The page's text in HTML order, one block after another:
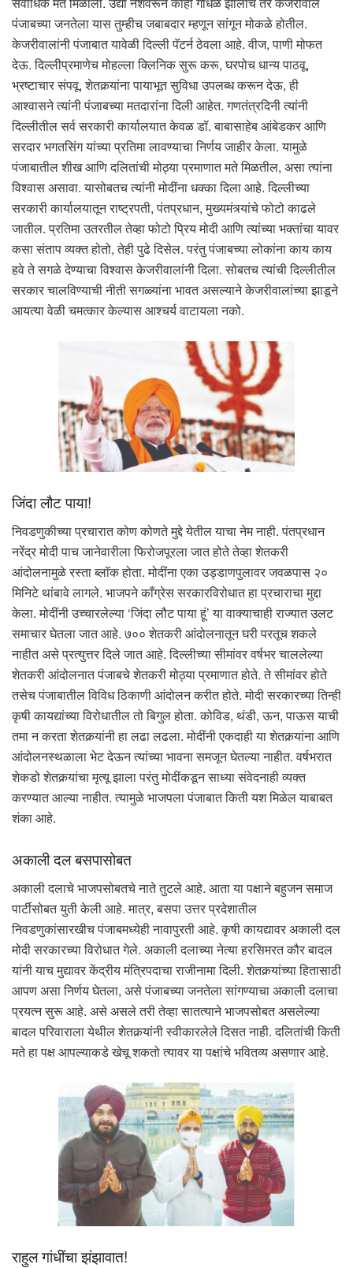
पंजाबच्या जनतेला यास तुम्हीच जबाबदार म्हणून सांगून मोकळे होतील.
केजरीवालांनी पंजाबात यावेळी दिल्ली पॅटर्न ठेवला आहे. वीज, पाणी मोफत
देऊ. दिल्लीप्रमाणेच मोहल्ला क्लिनिक सुरू करू, घरपोच धान्य पाठवू,
भ्रष्टाचार संपवू, शेतकर्‍यांना पायाभूत सुविधा उपलब्ध करून देऊ, ही
आश्वासने त्यांनी पंजाबच्या मतदारांना दिली आहेत. गणतंत्रदिनी त्यांनी
दिल्लीतील सर्व सरकारी कार्यालयात केवळ डॉ. बाबासाहेब आंबेडकर आणि
सरदार भगतसिंग यांच्या प्रतिमा लावण्याचा निर्णय जाहीर केला. यामुळे
पंजाबातील शीख आणि दलितांची मोठ्या प्रमाणात मते मिळतील, असा त्यांना
विश्वास असावा. यासोबतच त्यांनी मोदींना धक्का दिला आहे. दिल्लीच्या
सरकारी कार्यालयातून राष्ट्रपती, पंतप्रधान, मुख्यमंत्र्यांचे फोटो काढले
जातील. प्रतिमा उतरतील तेव्हा फोटो प्रिय मोदी आणि त्यांच्या भक्तांचा यावर
कसा संताप व्यक्त होतो, तेही पुढे दिसेल. परंतु पंजाबच्या लोकांना काय काय
हवे ते सगळे देण्याचा विश्वास केजरीवालांनी दिला. सोबतच त्यांची दिल्लीतील
सरकार चालविण्याची नीती सगळ्यांना भावत असल्याने केजरीवालांच्या झाडूने
आयत्या वेळी चमत्कार केल्यास आश्चर्य वाटायला नको.
जिंदा लौट पाया!
निवडणुकीच्या प्रचारात कोण कोणते मुद्दे येतील याचा नेम नाही. पंतप्रधान
नरेंद्र मोदी पाच जानेवारीला फिरोजपूरला जात होते तेव्हा शेतकरी
आंदोलनामुळे रस्ता ब्लॉक होता. मोदींना एका उड्डाणपुलावर जवळपास २०
मिनिटे थांबावे लागले. भाजपने काँग्रेस सरकारविरोधात हा प्रचाराचा मुद्दा
केला. मोदींनी उच्चारलेल्या ‘जिंदा लौट पाया हूं’ या वाक्याचाही राज्यात उलट
समाचार घेतला जात आहे. ७०० शेतकरी आंदोलनातून घरी परतूच शकले
नाहीत असे प्रत्युत्तर दिले जात आहे. दिल्लीच्या सीमांवर वर्षभर चाललेल्या
शेतकरी आंदोलनात पंजाबचे शेतकरी मोठ्या प्रमाणात होते. ते सीमांवर होते
तसेच पंजाबातील विविध ठिकाणी आंदोलन करीत होते. मोदी सरकारच्या तिन्ही
कृषी कायद्यांच्या विरोधातील तो बिगुल होता. कोविड, थंडी, ऊन, पाऊस याची
तमा न करता शेतकर्‍यांनी हा लढा लढला. मोदींनी एकदाही या शेतकर्‍यांना आणि
आंदोलनस्थळाला भेट देऊन त्यांच्या भावना समजून घेतल्या नाहीत. वर्षभरात
शेकडो शेतकर्‍यांचा मृत्यू झाला परंतु मोदींकडून साध्या संवेदनाही व्यक्त
करण्यात आल्या नाहीत. त्यामुळे भाजपला पंजाबात किती यश मिळेल याबाबत
शंका आहे.
अकाली दल बसपासोबत
अकाली दलाचे भाजपसोबतचे नाते तुटले आहे. आता या पक्षाने बहुजन समाज
पार्टीसोबत युती केली आहे. मात्र, बसपा उत्तर प्रदेशातील
निवडणुकांसारखीच पंजाबमध्येही नावापुरती आहे. कृषी कायद्यावर अकाली दल
मोदी सरकारच्या विरोधात गेले. अकाली दलाच्या नेत्या हरसिमरत कौर बादल
यांनी याच मुद्यावर केंद्रीय मंत्रिपदाचा राजीनामा दिली. शेतकर्‍यांच्या हितासाठी
आपण असा निर्णय घेतला, असे पंजाबच्या जनतेला सांगण्याचा अकाली दलाचा
प्रयत्न सुरू आहे. असे असले तरी तेव्हा सातत्याने भाजपसोबत असलेल्या
बादल परिवाराला येथील शेतकर्‍यांनी स्वीकारलेले दिसत नाही. दलितांची किती
मते हा पक्ष आपल्याकडे खेचू शकतो त्यावर या पक्षांचे भवितव्य असणार आहे.
राहुल गांधींचा झंझावात!